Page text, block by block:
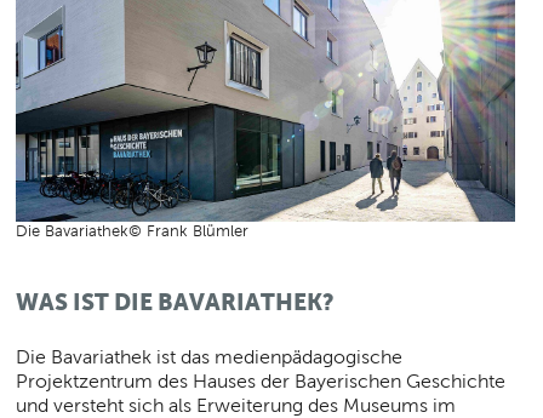
Die Bavariathek© Frank Blümler
WAS IST DIE BAVARIATHEK?
Die Bavariathek ist das medienpädagogische
Projektzentrum des Hauses der Bayerischen Geschichte
und versteht sich als Erweiterung des Museums im